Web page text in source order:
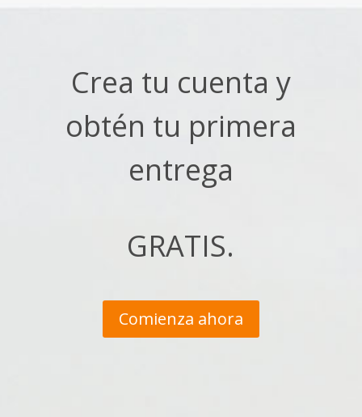
Crea tu cuenta y
obtén tu primera
entrega
GRATIS.
Comienza ahora